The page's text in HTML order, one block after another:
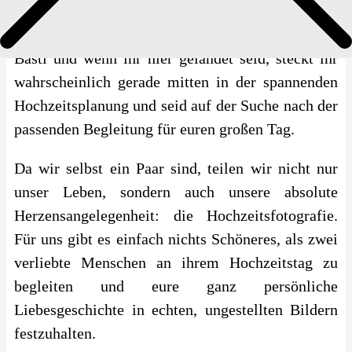
Ihr wünscht euch echte und ungestellte
Hochzeitsfotos in Bielefeld?
> Wir sind Lara &
Basti und wenn ihr hier gelandet seid, steckt ihr
wahrscheinlich gerade mitten in der spannenden
Hochzeitsplanung und seid auf der Suche nach der
passenden Begleitung für euren großen Tag.
Da wir selbst ein Paar sind, teilen wir nicht nur
unser Leben, sondern auch unsere absolute
Herzensangelegenheit: die Hochzeitsfotografie.
Für uns gibt es einfach nichts Schöneres, als zwei
verliebte Menschen an ihrem Hochzeitstag zu
begleiten und eure ganz persönliche
Liebesgeschichte in echten, ungestellten Bildern
festzuhalten.